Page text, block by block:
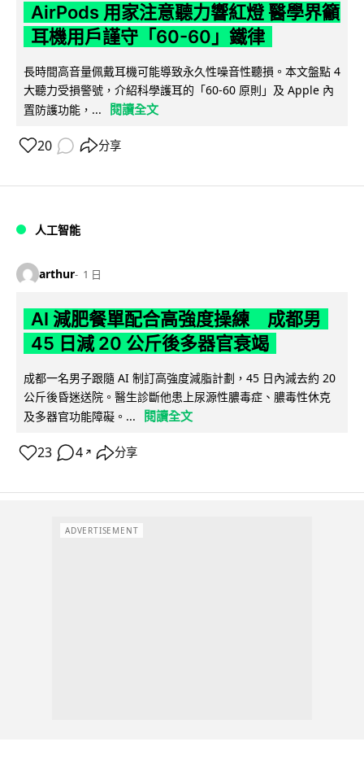
AirPods 用家注意聽力響紅燈 醫學界籲
耳機用戶謹守「60-60」鐵律
長時間高音量佩戴耳機可能導致永久性噪音性聽損。本文盤點 4
大聽力受損警號，介紹科學護耳的「60-60 原則」及 Apple 內
置防護功能，...
閱讀全文
20 分享
人工智能
arthur 1 日
AI 減肥餐單配合高強度操練 成都男
45 日減 20 公斤後多器官衰竭
成都一名男子跟隨 AI 制訂高強度減脂計劃，45 日內減去約 20
公斤後昏迷送院。醫生診斷他患上尿源性膿毒症、膿毒性休克
及多器官功能障礙。...
閱讀全文
23 4 ↗ 分享
ADVERTISEMENT